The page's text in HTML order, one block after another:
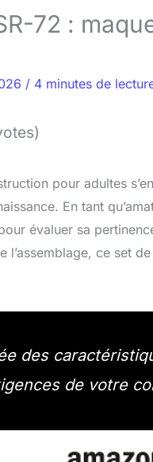
72 :
/ 4 minutes de
pour adultes
En tant
évaluer sa
l’assemblage, ce set
des
de votre